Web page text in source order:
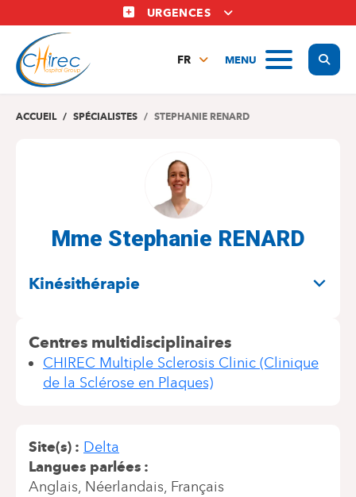
au
contenu
principal
URGENCES
MENU
FR
EN
ACCUEIL SPÉCIALISTES STEPHANIE RENARD
Mme Stephanie RENARD
Kinésithérapie
Centres multidisciplinaires
CHIREC Multiple Sclerosis Clinic (Clinique
de la Sclérose en Plaques)
Site(s)
Delta
Langues parlées
Anglais Néerlandais Français